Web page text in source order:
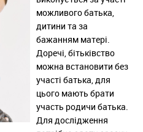
можливого батька,
дитини та за
бажанням матері.
Доречі, бітьківство
можна встановити без
участі батька, для
цього мають брати
участь родичи батька.
Для дослідження